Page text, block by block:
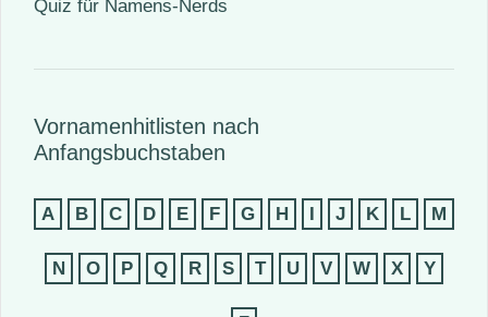
Quiz für Namens-Nerds
Vornamenhitlisten nach
Anfangsbuchstaben
A B C D E F G H J K L M
N O P Q R S T U V W X Y